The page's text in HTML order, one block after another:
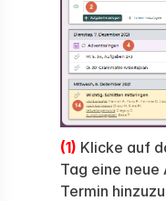
(1) Klicke auf
Tag eine neue
Termin